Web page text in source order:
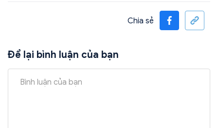
Chia sẻ
Để lại bình luận của bạn